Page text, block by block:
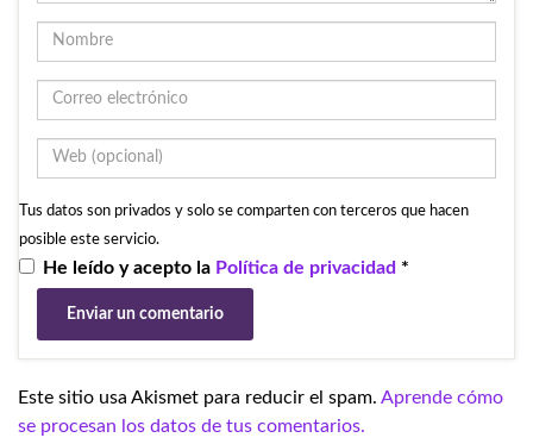
Tus datos son privados y solo se comparten con terceros que hacen
posible este servicio.
He leído y acepto la Política de privacidad *
Este sitio usa Akismet para reducir el spam. Aprende cómo
se procesan los datos de tus comentarios.